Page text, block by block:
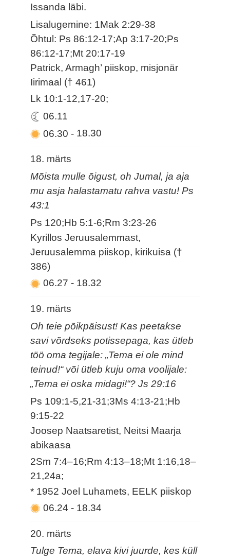
Issanda läbi.
Lisalugemine: 1Mak 2:29-38
Õhtul: Ps 86:12-17;Ap 3:17-20;Ps
86:12-17;Mt 20:17-19
Patrick, Armagh’ piiskop, misjonär
Iirimaal († 461)
Lk 10:1-12,17-20;
06.11
06.30- 18.30
18. märts
Mõista mulle õigust, oh Jumal, ja aja
mu asja halastamatu rahva vastu! Ps
43:1
Ps 120;Hb 5:1-6;Rm 3:23-26
Kyrillos Jeruusalemmast,
Jeruusalemma piiskop, kirikuisa (†
386)
06.27- 18.32
19. märts
Oh teie põikpäisust! Kas peetakse
savi võrdseks potissepaga, kas ütleb
töö oma tegijale: „Tema ei ole mind
teinud!“ või ütleb kuju oma voolijale:
„Tema ei oska midagi!“? Js 29:16
Ps 109:1-5,21-31;3Ms 4:13-21;Hb
9:15-22
Joosep Naatsaretist, Neitsi Maarja
abikaasa
2Sm 7:4–16;Rm 4:13–18;Mt 1:16,18–
21,24a;
* 1952 Joel Luhamets, EELK piiskop
06.24- 18.34
20. märts
Tulge Tema, elava kivi juurde, kes küll